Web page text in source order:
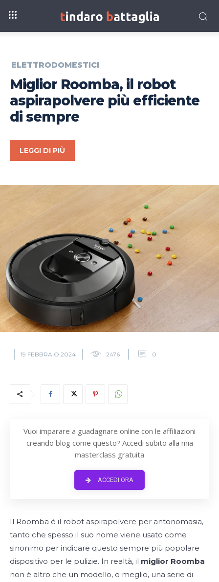
ELETTRODOMESTICI
Miglior Roomba, il robot
aspirapolvere più efficiente
di sempre
LEGGI DI PIÙ
19 FEBBRAIO 2024 2476 0
Vuoi imparare a guadagnare online con le affiliazioni
creando blog come questo? Accedi subito alla mia
masterclass gratuita
ACCEDI ORA
Il Roomba è il robot aspirapolvere per antonomasia,
tanto che spesso il suo nome viene usato come
sinonimo per indicare questo sempre più popolare
dispositivo per le pulizie. In realtà, il miglior Roomba
non è altro che un modello, o meglio, una serie di